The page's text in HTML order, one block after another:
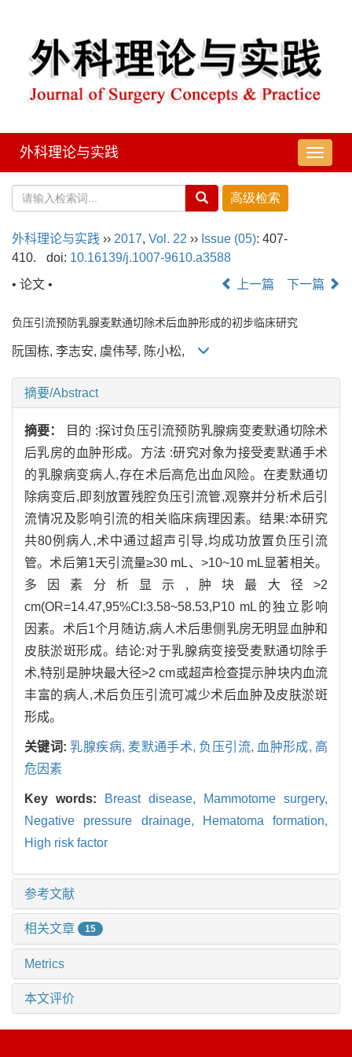
导
航
外科理论与实践
外科理论与实践 ›› 2017, Vol. 22 ›› Issue (05): 407-
410.
doi: 10.16139/j.1007-9610.a3588
• 论文 •
上一篇 下一篇
负压引流预防乳腺麦默通切除术后血肿形成的初步临床研究
阮国栋, 李志安, 虞伟琴, 陈小松,
摘要/Abstract
摘要：
目的 :探讨负压引流预防乳腺病变麦默通切除术
后乳房的血肿形成。方法 :研究对象为接受麦默通手术
的乳腺病变病人,存在术后高危出血风险。在麦默通切
除病变后,即刻放置残腔负压引流管,观察并分析术后引
流情况及影响引流的相关临床病理因素。结果:本研究
共80例病人,术中通过超声引导,均成功放置负压引流
管。术后第1天引流量≥30 mL、>10~10 mL显著相关。
多因素分析显示,肿块最大径>2
cm(OR=14.47,95%CI:3.58~58.53,P10 mL的独立影响
因素。术后1个月随访,病人术后患侧乳房无明显血肿和
皮肤淤斑形成。结论:对于乳腺病变接受麦默通切除手
术,特别是肿块最大径>2 cm或超声检查提示肿块内血流
丰富的病人,术后负压引流可减少术后血肿及皮肤淤斑
形成。
关键词:乳腺疾病,麦默通手术, 负压引流, 血肿形成, 高
危因素
Key words: Breast disease,
Mammotome surgery,
Negative pressure drainage,
Hematoma formation,
High risk factor
参考文献
相关文章 15
Metrics
本文评价